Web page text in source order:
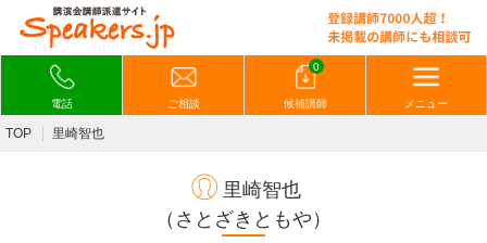
電話 ご相談
0
候補講師 メニュー
TOP 里崎智也
里崎智也
（さとざきともや）